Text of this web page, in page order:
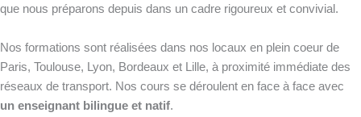
que nous préparons depuis dans un cadre rigoureux et convivial.
Nos formations sont réalisées dans nos locaux en plein coeur de
Paris, Toulouse, Lyon, Bordeaux et Lille, à proximité immédiate des
réseaux de transport. Nos cours se déroulent en face à face avec
un enseignant bilingue et natif.